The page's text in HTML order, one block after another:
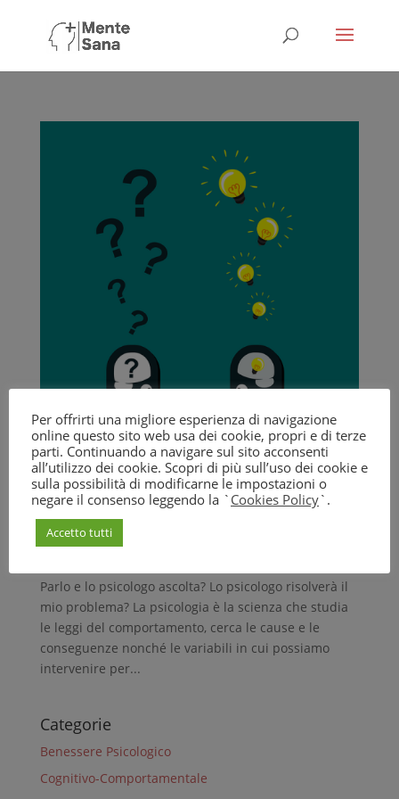
La seduta con uno psicologo cognitivo-
comportamentale
daSilvia Gálvez| Feb 10, 2021 |Cognitivo-
Comportamentale
Parlo e lo psicologo ascolta? Lo psicologo risolverà il
mio problema? La psicologia è la scienza che studia
le leggi del comportamento, cerca le cause e le
conseguenze nonché le variabili in cui possiamo
intervenire per...
Categorie
Benessere Psicologico
Cognitivo-Comportamentale
Per offrirti una migliore esperienza di navigazione
online questo sito web usa dei cookie, propri e di terze
parti. Continuando a navigare sul sito acconsenti
all’utilizzo dei cookie. Scopri di più sull’uso dei cookie e
sulla possibilità di modificarne le impostazioni o
negare il consenso leggendo la ` Cookies Policy`.
Accetto tutti